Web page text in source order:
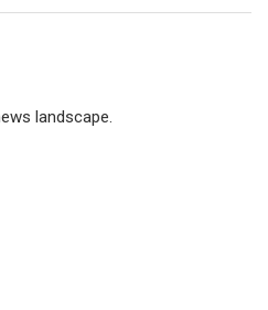
landscape.